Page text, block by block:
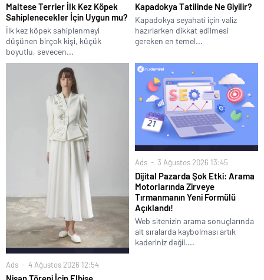
Maltese Terrier İlk Kez Köpek
Sahiplenecekler İçin Uygun mu?
İlk kez köpek sahiplenmeyi
düşünen birçok kişi, küçük
boyutlu, sevecen...
Kapadokya Tatilinde Ne Giyilir?
Kapadokya seyahati için valiz
hazırlarken dikkat edilmesi
gereken en temel...
Ads 4 Ağustos 2026 12:54
Ads 3 Ağustos 2026 13:45
Dijital Pazarda Şok Etki: Arama
Motorlarında Zirveye
Tırmanmanın Yeni Formülü
Açıklandı!
Web sitenizin arama sonuçlarında
alt sıralarda kaybolması artık
kaderiniz değil....